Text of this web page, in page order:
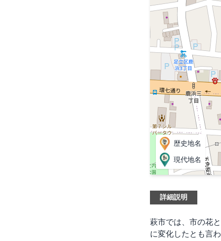
歴史地名
現代地名
詳細説明
萩市では、市の花
に変化したとも言